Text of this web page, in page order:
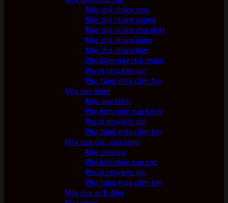
Máy chà nhám tròn
Máy chà nhám vuông
Máy chà nhám chữ nhật
Máy chà nhám băng
Máy chà nhám bàn
Phụ kiện máy chà nhám
Pin và phụ kiện pin
Phụ tùng máy cầm tay
Máy cưa kiếm
Máy cưa kiếm
Phụ kiện máy cưa kiếm
Pin và phụ kiện pin
Phụ tùng máy cầm tay
Máy cưa sọc, cưa lọng
Máy cưa sọc
Phụ kiện máy cưa sọc
Pin và phụ kiện pin
Phụ tùng máy cầm tay
Máy cưa xích điện